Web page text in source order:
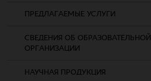
ПРЕДЛАГАЕМЫЕ УСЛУГИ
СВЕДЕНИЯ ОБ ОБРАЗОВАТЕЛЬНОЙ
ОРГАНИЗАЦИИ
НАУЧНАЯ ПРОДУКЦИЯ